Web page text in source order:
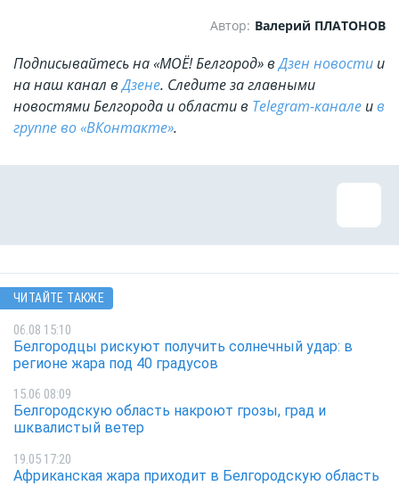
Автор: Валерий ПЛАТОНОВ
Подписывайтесь на «МОЁ! Белгород» вДзен новости и
на наш канал вДзене. Cледите за главными
новостями Белгорода и области в Telegram-канале ив
группе во «ВКонтакте».
ЧИТАЙТЕ ТАКЖЕ
06.08 15:10
Белгородцы рискуют получить солнечный удар: в
регионе жара под 40 градусов
15.06 08:09
Белгородскую область накроют грозы, град и
шквалистый ветер
19.05 17:20
Африканская жара приходит в Белгородскую область